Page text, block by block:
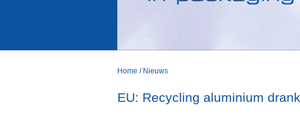
Home / Nieuws
EU: Recycling aluminium